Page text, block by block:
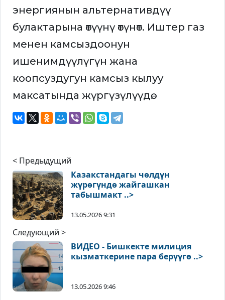
энергиянын альтернативдүү
булактарына өтүүнү өтүнөт. Иштер газ
менен камсыздоонун
ишенимдүүлүгүн жана
коопсуздугун камсыз кылуу
максатында жүргүзүлүүдө.
< Предыдущий
Казакстандагы чөлдүн
жүрөгүндө жайгашкан
табышмакт ..>
13.05.2026 9:31
Следующий >
ВИДЕО - Бишкекте милиция
кызматкерине пара берүүгө ..>
13.05.2026 9:46